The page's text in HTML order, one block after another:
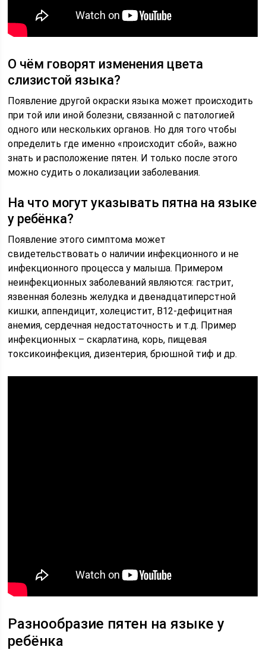
О чём говорят изменения цвета
слизистой языка?
Появление другой окраски языка может происходить
при той или иной болезни, связанной с патологией
одного или нескольких органов. Но для того чтобы
определить где именно «происходит сбой», важно
знать и расположение пятен. И только после этого
можно судить о локализации заболевания.
На что могут указывать пятна на языке
у ребёнка?
Появление этого симптома может
свидетельствовать о наличии инфекционного и не
инфекционного процесса у малыша. Примером
неинфекционных заболеваний являются: гастрит,
язвенная болезнь желудка и двенадцатиперстной
кишки, аппендицит, холецистит, В12-дефицитная
анемия, сердечная недостаточность и т.д. Пример
инфекционных – скарлатина, корь, пищевая
токсикоинфекция, дизентерия, брюшной тиф и др.
Разнообразие пятен на языке у
ребёнка